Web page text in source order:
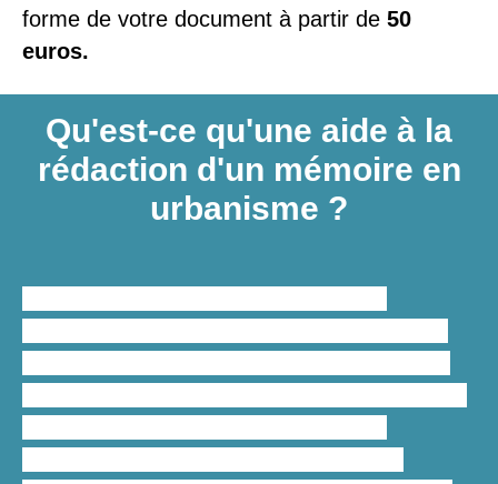
forme de votre document à partir de 50
euros.
Qu'est-ce qu'une aide à la
rédaction d'un mémoire en
urbanisme ?